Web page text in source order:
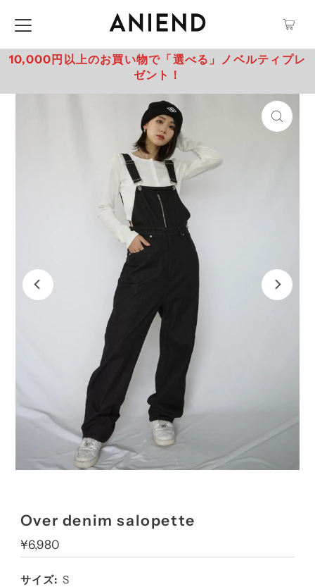
10,000円以上のお買い物で「選べる」ノベルティプレ
ゼント！
Over denim salopette
Sale
price
¥6,980
サイズ: S